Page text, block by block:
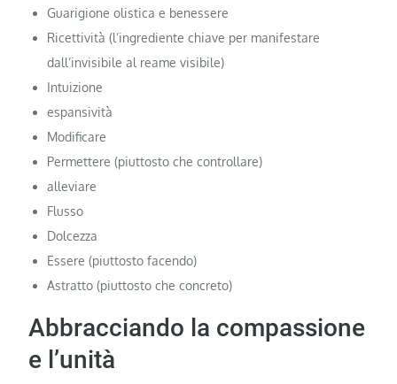
Guarigione olistica e benessere
Ricettività (l’ingrediente chiave per manifestare
dall’invisibile al reame visibile)
Intuizione
espansività
Modificare
Permettere (piuttosto che controllare)
alleviare
Flusso
Dolcezza
Essere (piuttosto facendo)
Astratto (piuttosto che concreto)
Abbracciando la compassione
e l’unità